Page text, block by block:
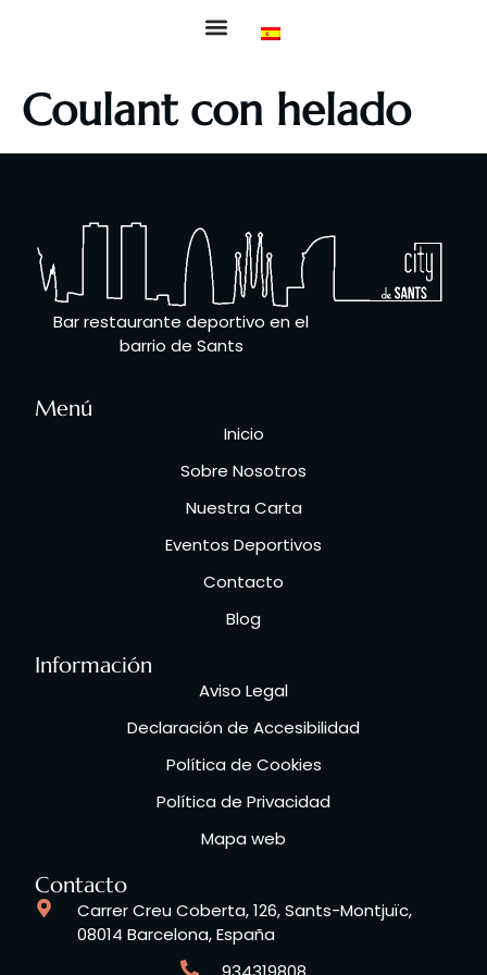
Coulant con helado
Bar restaurante deportivo en el
barrio de Sants
Menú
Inicio
Sobre Nosotros
Nuestra Carta
Eventos Deportivos
Contacto
Blog
Información
Aviso Legal
Declaración de Accesibilidad
Política de Cookies
Política de Privacidad
Mapa web
Contacto
Carrer Creu Coberta, 126, Sants-Montjuïc,
08014 Barcelona, España